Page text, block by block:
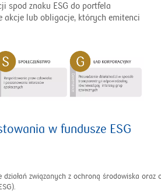
spod znaku ESG do portfela
akcje lub obligacje, których emitenci
w fundusze ESG
działań związanych z ochroną środowiska oraz